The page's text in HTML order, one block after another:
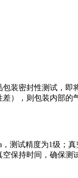
装密封性测试，
），则包装内部
测试精度为1级；
保持时间，确保